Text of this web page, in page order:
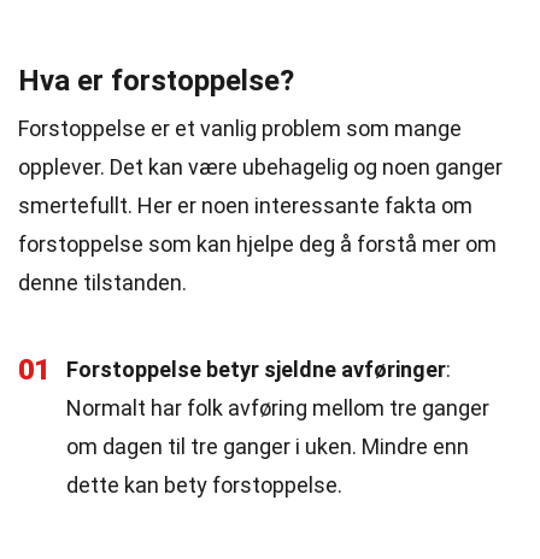
Hva er forstoppelse?
Forstoppelse er et vanlig problem som mange
opplever. Det kan være ubehagelig og noen ganger
smertefullt. Her er noen interessante fakta om
forstoppelse som kan hjelpe deg å forstå mer om
denne tilstanden.
01 Forstoppelse betyr sjeldne avføringer:
Normalt har folk avføring mellom tre ganger
om dagen til tre ganger i uken. Mindre enn
dette kan bety forstoppelse.